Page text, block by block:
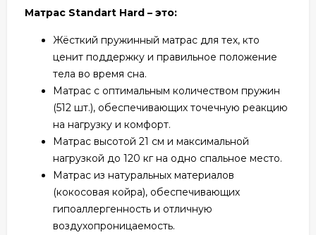
Матрас Standart Hard – это:
Жёсткий пружинный матрас для тех, кто
ценит поддержку и правильное положение
тела во время сна.
Матрас с оптимальным количеством пружин
(512 шт.), обеспечивающих точечную реакцию
на нагрузку и комфорт.
Матрас высотой 21 см и максимальной
нагрузкой до 120 кг на одно спальное место.
Матрас из натуральных материалов
(кокосовая койра), обеспечивающих
гипоаллергенность и отличную
воздухопроницаемость.